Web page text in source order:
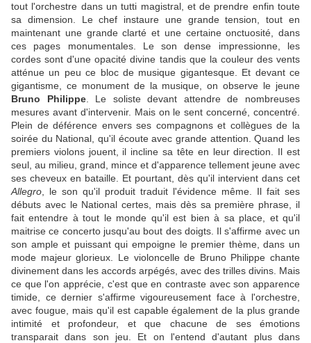
tout l'orchestre dans un tutti magistral, et de prendre enfin toute
sa dimension. Le chef instaure une grande tension, tout en
maintenant une grande clarté et une certaine onctuosité, dans
ces pages monumentales. Le son dense impressionne, les
cordes sont d'une opacité divine tandis que la couleur des vents
atténue un peu ce bloc de musique gigantesque. Et devant ce
gigantisme, ce monument de la musique, on observe le jeune
Bruno Philippe. Le soliste devant attendre de nombreuses
mesures avant d'intervenir. Mais on le sent concerné, concentré.
Plein de déférence envers ses compagnons et collègues de la
soirée du National, qu'il écoute avec grande attention. Quand les
premiers violons jouent, il incline sa tête en leur direction. Il est
seul, au milieu, grand, mince et d'apparence tellement jeune avec
ses cheveux en bataille. Et pourtant, dès qu'il intervient dans cet
Allegro , le son qu'il produit traduit l'évidence même. Il fait ses
débuts avec le National certes, mais dès sa première phrase, il
fait entendre à tout le monde qu'il est bien à sa place, et qu'il
maitrise ce concerto jusqu'au bout des doigts. Il s'affirme avec un
son ample et puissant qui empoigne le premier thème, dans un
mode majeur glorieux. Le violoncelle de Bruno Philippe chante
divinement dans les accords arpégés, avec des trilles divins. Mais
ce que l'on apprécie, c'est que en contraste avec son apparence
timide, ce dernier s'affirme vigoureusement face à l'orchestre,
avec fougue, mais qu'il est capable également de la plus grande
intimité et profondeur, et que chacune de ses émotions
transparait dans son jeu. Et on l'entend d'autant plus dans